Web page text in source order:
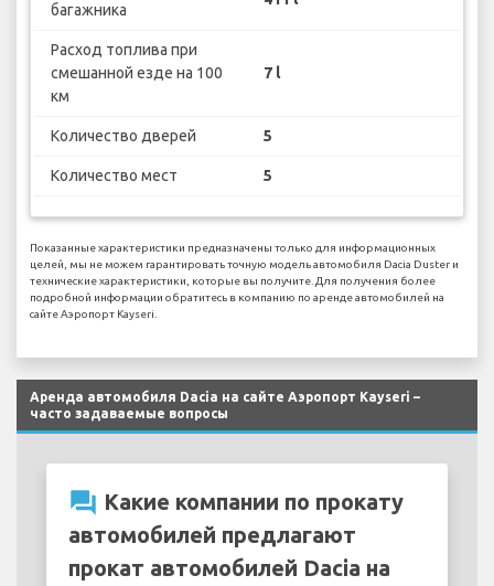
багажника
Расход топлива при
смешанной езде на 100
км
7 l
Количество дверей 5
Количество мест 5
Показанные характеристики предназначены только для информационных
целей, мы не можем гарантировать точную модель автомобиля Dacia Duster и
технические характеристики, которые вы получите. Для получения более
подробной информации обратитесь в компанию по аренде автомобилей на
сайте Аэропорт Kayseri.
Аренда автомобиля Dacia на сайте Аэропорт Kayseri –
часто задаваемые вопросы
question_answer Какие компании по прокату
автомобилей предлагают
прокат автомобилей Dacia на